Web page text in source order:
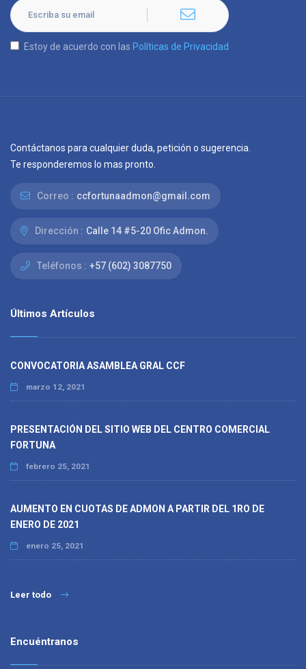
Estoy de acuerdo con las Políticas de Privacidad
Contáctanos para cualquier duda, petición o sugerencia.
Te responderemos lo mas pronto.
Correo : ccfortunaadmon@gmail.com
Dirección : Calle 14 #5-20 Ofic Admon.
Teléfonos : +57 (602) 3087750
Últimos Artículos
CONVOCATORIA ASAMBLEA GRAL CCF
marzo 12, 2021
PRESENTACIÓN DEL SITIO WEB DEL CENTRO COMERCIAL
FORTUNA
febrero 25, 2021
AUMENTO EN CUOTAS DE ADMON A PARTIR DEL 1RO DE
ENERO DE 2021
enero 25, 2021
Leer todo
Encuéntranos